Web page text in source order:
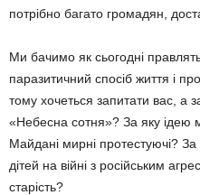
потрібно багато гро­мадян,
Ми бачимо як сьогодні
паразитичний спосіб життя і
тому хочетьcя запитати вас, а
«Небесна сотня»? За яку ідею
Майдані мирні протестуючі? За
дітей на війні з російським
старість?